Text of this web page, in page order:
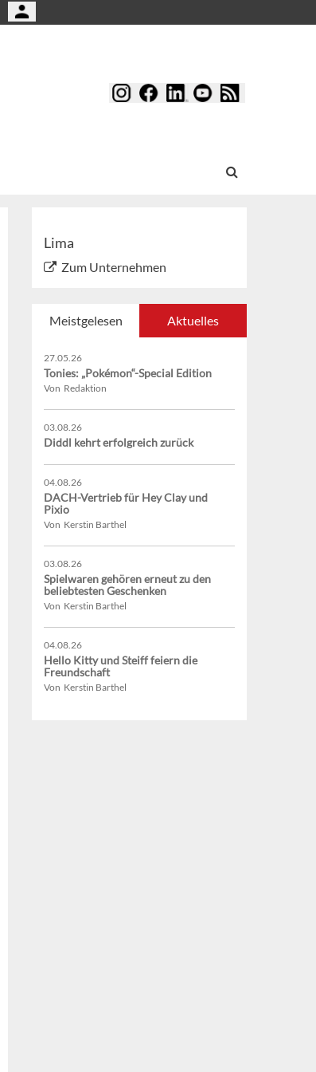
Lima
Zum Unternehmen
Meistgelesen Aktuelles
27.05.26
Tonies: „Pokémon“-Special Edition
Von Redaktion
03.08.26
Diddl kehrt erfolgreich zurück
04.08.26
DACH-Vertrieb für Hey Clay und
Pixio
Von Kerstin Barthel
03.08.26
Spielwaren gehören erneut zu den
beliebtesten Geschenken
Von Kerstin Barthel
04.08.26
Hello Kitty und Steiff feiern die
Freundschaft
Von Kerstin Barthel